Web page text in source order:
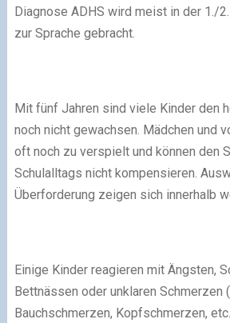
Diagnose ADHS wird meist in der 1./
zur Sprache gebracht.
Mit fünf Jahren sind viele Kinder den
noch nicht gewachsen. Mädchen und
oft noch zu verspielt und können den
Schulalltags nicht kompensieren.
Überforderung zeigen sich innerhalb
Einige Kinder reagieren mit Ängsten,
Bettnässen oder unklaren Schmerzen
Bauchschmerzen, Kopfschmerzen,